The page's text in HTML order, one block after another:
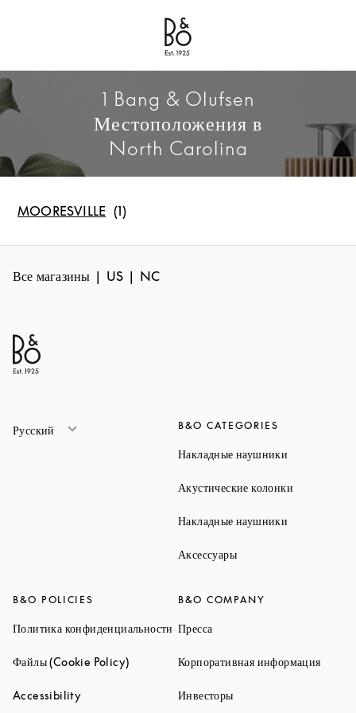
Bang & Olufsen - Exist to Create
Link Opens in New Tab
1 Bang & Olufsen
Местоположения в
North Carolina
MOORESVILLE
Все магазины US NC
Русский B&O CATEGORIES
Накладные наушники
Акустические колонки
Накладные наушники
АксессуарыLink Opens in New
B&O POLICIES
Политика конфиденциальности Link Opens in New Tab
Файлы (Cookie Policy)Link Opens in New Tab
AccessibilityLink Opens in New Tab
B&O COMPANY
ПрессаLink Opens in New Tab
Корпоративная информацияLink
ИнвесторыLink Opens in New Tab